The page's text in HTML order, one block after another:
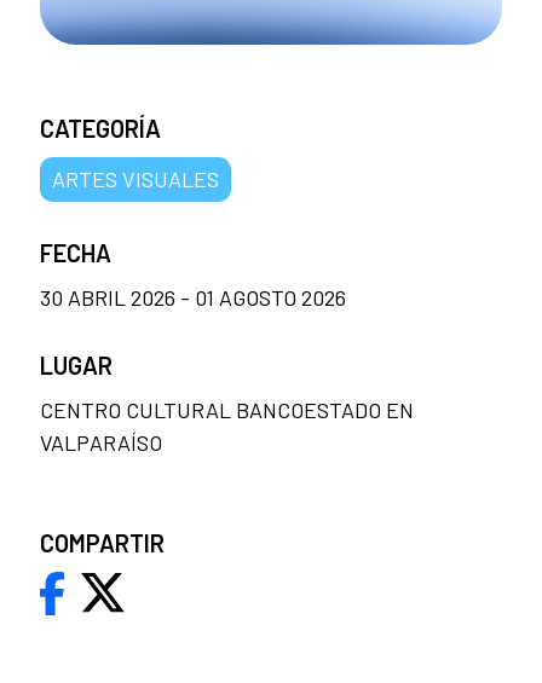
CATEGORÍA
ARTES VISUALES
FECHA
30 ABRIL 2026 - 01 AGOSTO 2026
LUGAR
CENTRO CULTURAL BANCOESTADO EN
VALPARAÍSO
COMPARTIR